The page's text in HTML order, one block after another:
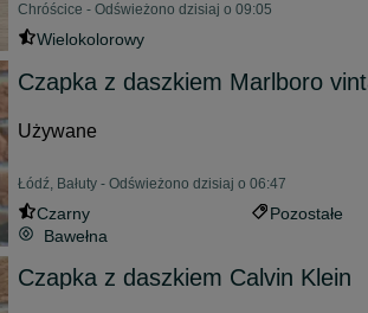
Chróścice - Odświeżono dzisiaj o 09:05
Wielokolorowy
Czapka z daszkiem Marlboro
Używane
Łódź, Bałuty - Odświeżono dzisiaj o 06:47
Czarny
Pozostałe
Bawełna
Czapka z daszkiem Calvin Klein